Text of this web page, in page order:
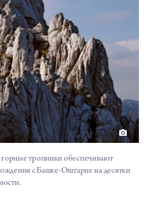
тропинки обеспечивают
с Башке-Оштарие на десятки